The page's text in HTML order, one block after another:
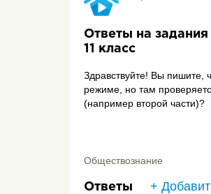
Ответы на
11 класс
Здравствуйте! Вы пишите,
режиме, но там
(например второй части)?
Обществознание
Ответы +